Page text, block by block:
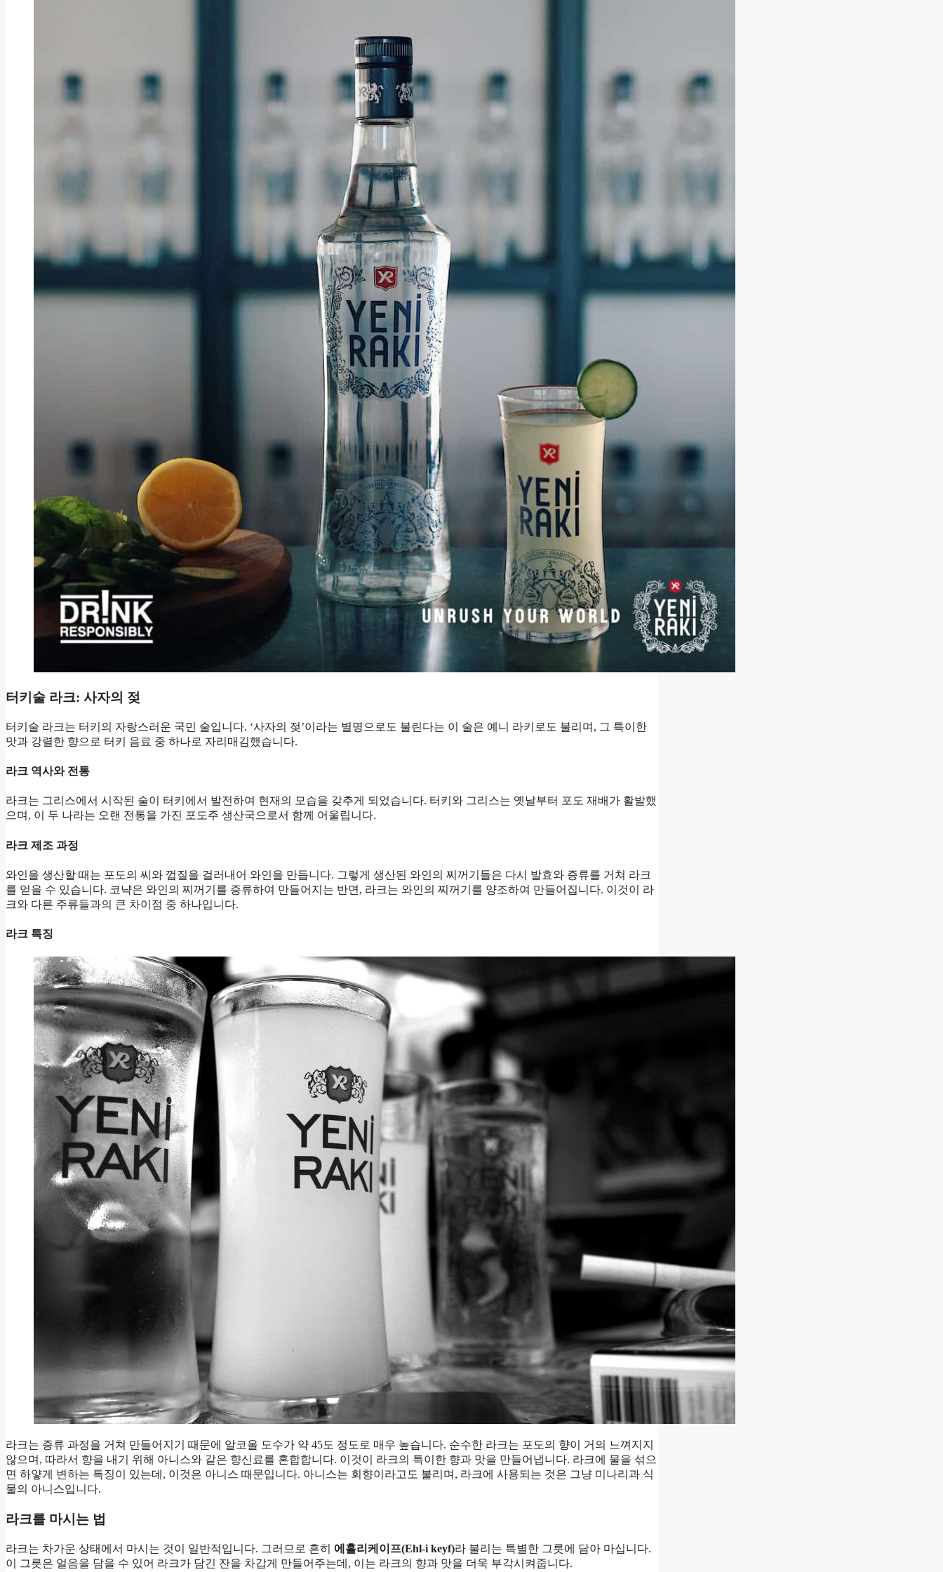
터키술 라크: 사자의 젖
터키술 라크는 터키의 자랑스러운 국민 술입니다. ‘사자의 젖’이라는 별명으로도 불린다는 이 술은 예니 라키로도 불리며, 그 특이한
맛과 강렬한 향으로 터키 음료 중 하나로 자리매김했습니다.
라크 역사와 전통
라크는 그리스에서 시작된 술이 터키에서 발전하여 현재의 모습을 갖추게 되었습니다. 터키와 그리스는 옛날부터 포도 재배가 활발했
으며, 이 두 나라는 오랜 전통을 가진 포도주 생산국으로서 함께 어울립니다.
라크 제조 과정
와인을 생산할 때는 포도의 씨와 껍질을 걸러내어 와인을 만듭니다. 그렇게 생산된 와인의 찌꺼기들은 다시 발효와 증류를 거쳐 라크
를 얻을 수 있습니다. 코냑은 와인의 찌꺼기를 증류하여 만들어지는 반면, 라크는 와인의 찌꺼기를 양조하여 만들어집니다. 이것이 라
크와 다른 주류들과의 큰 차이점 중 하나입니다.
라크 특징
라크는 증류 과정을 거쳐 만들어지기 때문에 알코올 도수가 약 45도 정도로 매우 높습니다. 순수한 라크는 포도의 향이 거의 느껴지지
않으며, 따라서 향을 내기 위해 아니스와 같은 향신료를 혼합합니다. 이것이 라크의 특이한 향과 맛을 만들어냅니다. 라크에 물을 섞으
면 하얗게 변하는 특징이 있는데, 이것은 아니스 때문입니다. 아니스는 회향이라고도 불리며, 라크에 사용되는 것은 그냥 미나리과 식
물의 아니스입니다.
라크를 마시는 법
라크는 차가운 상태에서 마시는 것이 일반적입니다. 그러므로 흔히 에흘리케이프(Ehl-i keyf)라 불리는 특별한 그릇에 담아 마십니다.
이 그릇은 얼음을 담을 수 있어 라크가 담긴 잔을 차갑게 만들어주는데, 이는 라크의 향과 맛을 더욱 부각시켜줍니다.